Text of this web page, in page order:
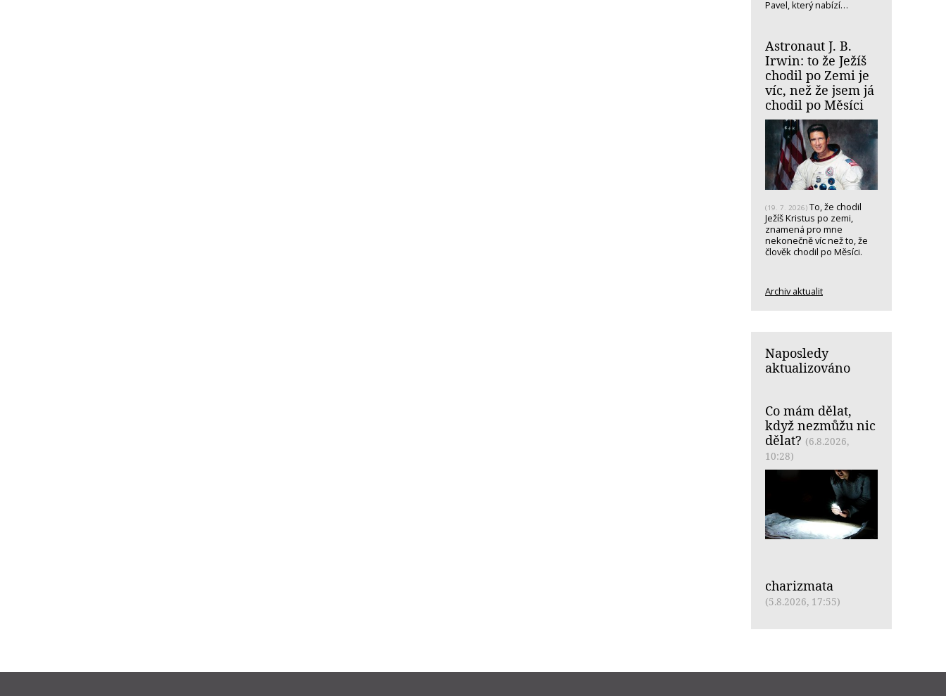
Pavel, který nabízí…
Astronaut J. B.
Irwin: to že Ježíš
chodil po Zemi je
víc, než že jsem já
chodil po Měsíci
(19. 7. 2026) To, že chodil
Ježíš Kristus po zemi,
znamená pro mne
nekonečně víc než to, že
člověk chodil po Měsíci.
Archiv aktualit
Naposledy
aktualizováno
Co mám dělat,
když nezmůžu nic
dělat? (6.8.2026,
10:28)
charizmata
(5.8.2026, 17:55)